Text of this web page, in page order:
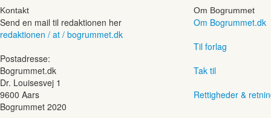
Kontakt
Send en mail til redaktionen her
redaktionen / at / bogrummet.dk
Postadresse:
Bogrummet.dk
Dr. Louisesvej 1
9600 Aars
Om Bogrummet
Om Bogrummet.dk
Til forlag
Tak til
Rettigheder &
Bogrummet 2020